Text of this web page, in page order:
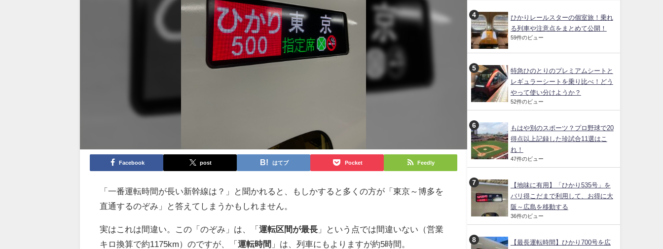
Facebook post はてブ Pocket Feedly
「一番運転時間が長い新幹線は？」と聞かれると、もしかすると多くの方が「東京～博多を
直通するのぞみ」と答えてしまうかもしれません。
実はこれは間違い。この「のぞみ」は、「運転区間が最長 」という点では間違いない（営業
キロ換算で約1175km）のですが、「運転時間 」は、列車にもよりますが約5時間。
ひかりレールスターの個室旅！乗れ
る列車や注意点をまとめて公開！
59件のビュー
特急ひのとりのプレミアムシートと
レギュラーシートを乗り比べ！どう
やって使い分けようか？
52件のビュー
もはや別のスポーツ？プロ野球で20
得点以上記録した珍試合11選はこ
れ！
47件のビュー
【地味に有用】「ひかり535号」を
バリ得こだまで利用して、お得に大
阪～広島を移動する
36件のビュー
【最長運転時間】ひかり700号を広